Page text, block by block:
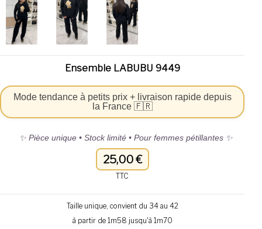
Ensemble LABUBU 9449
Mode tendance à petits prix + livraison rapide depuis
la France 🇫🇷
✨ Pièce unique • Stock limité • Pour femmes pétillantes ✨
25,00 €
TTC
Taille unique, convient du 34 au 42
à partir de 1m58 jusqu'à 1m70